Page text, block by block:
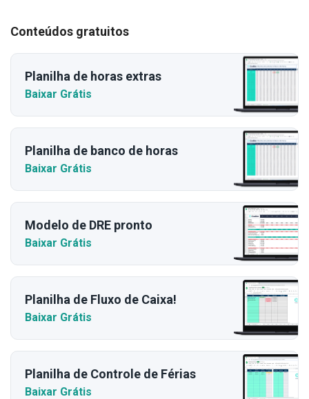
Conteúdos gratuitos
Planilha de horas extras
Baixar Grátis
Planilha de banco de horas
Baixar Grátis
Modelo de DRE pronto
Baixar Grátis
Planilha de Fluxo de Caixa!
Baixar Grátis
Planilha de Controle de Férias
Baixar Grátis